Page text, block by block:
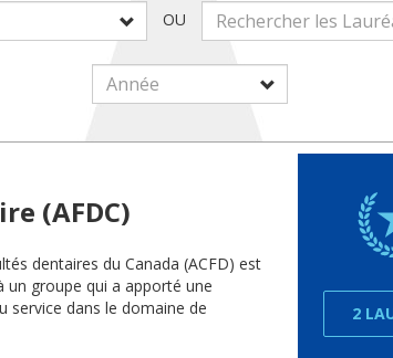
OU
(AFDC)
dentaires du Canada (ACFD) est
un groupe qui a apporté une
service dans le domaine de
2